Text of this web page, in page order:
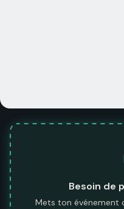
Besoin de
Mets ton événement